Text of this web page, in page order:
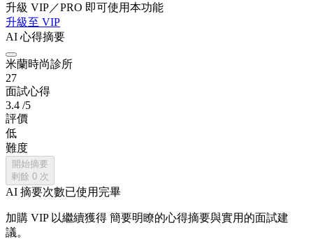
升級 VIP／PRO 即可使用本功能
升級至 VIP
AI 心得摘要
米蘭時尚診所
27
面試心得
3.4 /5
評價
低
難度
開始摘要
剩餘 0 次
AI 摘要次數已使用完畢
加購 VIP 以繼續獲得 簡要明瞭的心得摘要與實用的面試建
議。